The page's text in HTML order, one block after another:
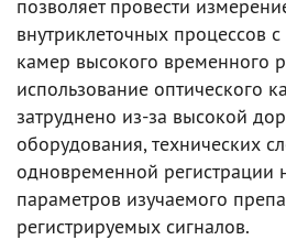
позволяет провести
внутриклеточных процессов
камер высокого временного
использование оптического
затруднено из-за высокой
оборудования, технических
одновременной регистрации
параметров изучаемого
регистрируемых сигналов.